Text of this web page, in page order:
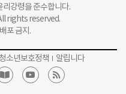
강령을 준수합니다.
rights reserved.
포 금지.
청소년보호정책 알립니다